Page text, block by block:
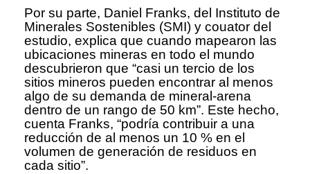
Por su parte, Daniel Franks, del Instituto de
Minerales Sostenibles (SMI) y couator del
estudio, explica que cuando mapearon las
ubicaciones mineras en todo el mundo
descubrieron que “casi un tercio de los
sitios mineros pueden encontrar al menos
algo de su demanda de mineral-arena
dentro de un rango de 50 km”. Este hecho,
cuenta Franks, “podría contribuir a una
reducción de al menos un 10 % en el
volumen de generación de residuos en
cada sitio”.